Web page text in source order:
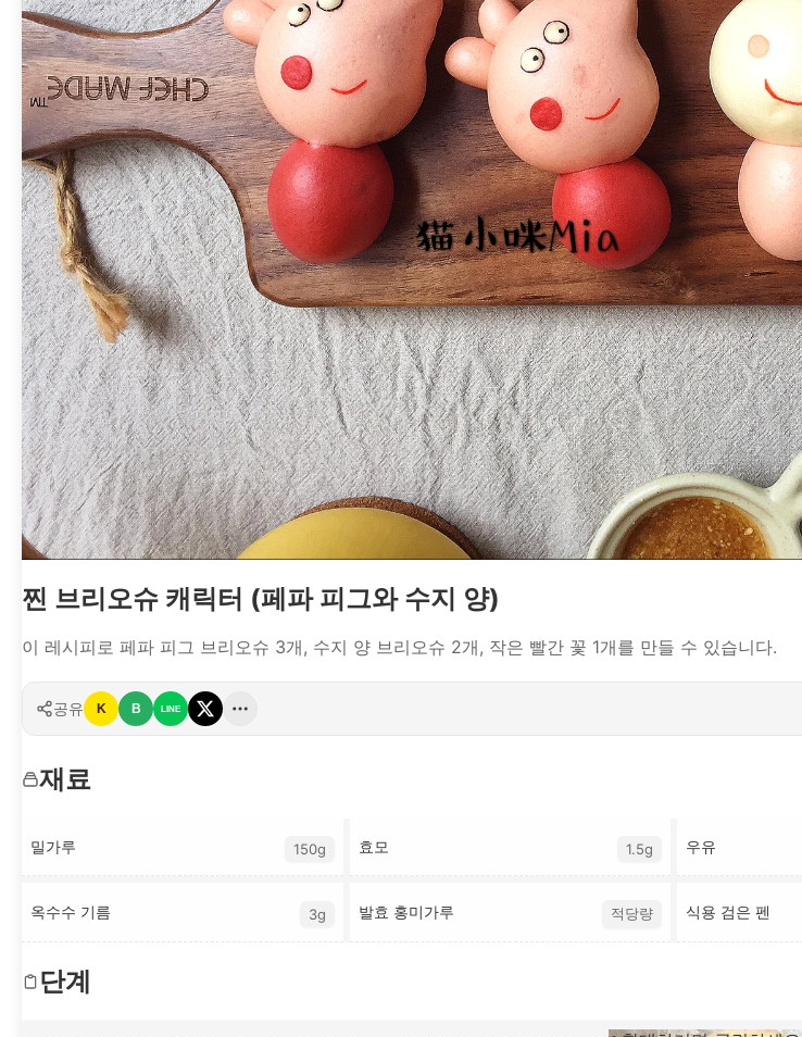
찐 브리오슈 캐릭터 (페파 피그와 수지 양)
이 레시피로 페파 피그 브리오슈 3개, 수지 양 브리오슈 2개, 작은 빨간 꽃 1개를 만들 수 있습니다.
공유 K B LINE
재료
밀가루 150g 효모 1.5g 우유
옥수수 기름 3g 발효 홍미가루 적당량 식용 검은 펜
단계